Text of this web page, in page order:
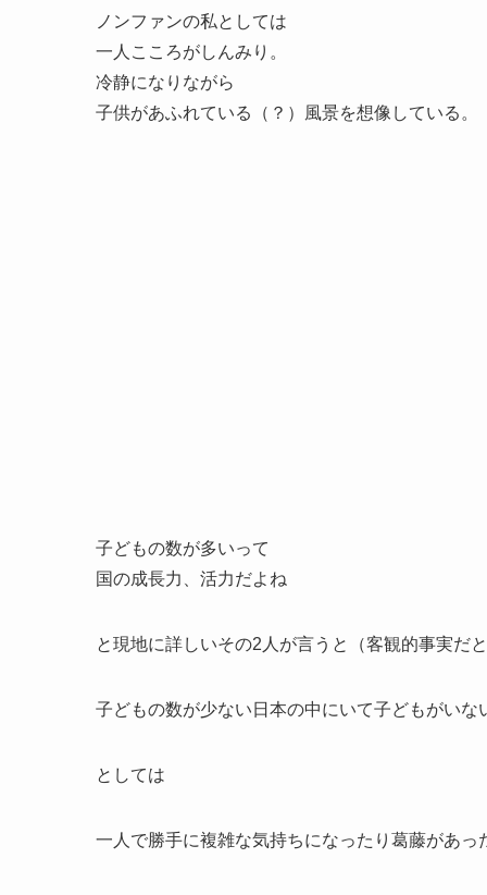
ノンファンの私としては
一人こころがしんみり。
冷静になりながら
子供があふれている（？）風景を想像している。
子どもの数が多いって
国の成長力、活力だよね
と現地に詳しいその2人が言うと（客観的事実だと
子どもの数が少ない日本の中にいて子どもがいな
としては
一人で勝手に複雑な気持ちになったり葛藤があっ